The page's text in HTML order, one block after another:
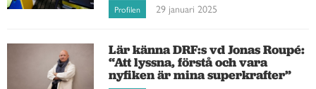
Profilen 29 januari 2025
Lär känna DRF:s vd Jonas Roupé:
“Att lyssna, förstå och vara
nyfiken är mina superkrafter”